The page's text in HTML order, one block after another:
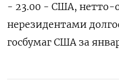
- 23.00 - США, нетто-
нерезидентами
госбумаг США за